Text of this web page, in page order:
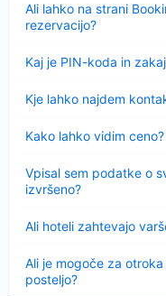
Ali lahko na strani
rezervacijo?
Kaj je PIN-koda in
Kje lahko najdem
Kako lahko vidim ceno?
Vpisal sem podatke o
izvršeno?
Ali hoteli zahtevajo
Ali je mogoče za
posteljo?